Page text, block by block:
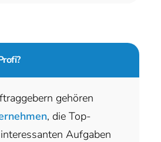
gehören
, die Top-
Aufgaben